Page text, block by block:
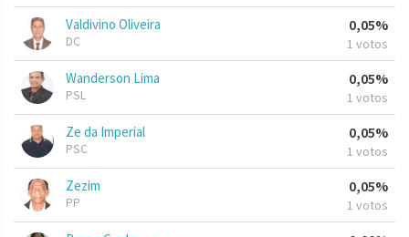
Valdivino Oliveira
DC
0,05%
1 votos
Wanderson Lima
PSL
0,05%
1 votos
Ze da Imperial
PSC
0,05%
1 votos
Zezim
PP
0,05%
1 votos